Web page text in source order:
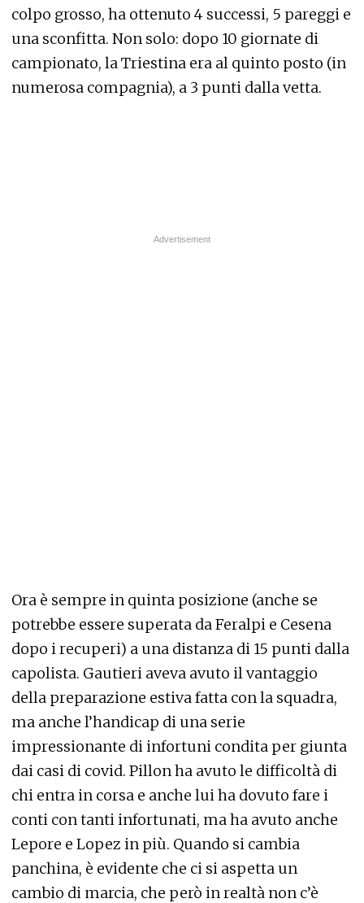
colpo grosso, ha ottenuto 4 successi, 5 pareggi e
una sconfitta. Non solo: dopo 10 giornate di
campionato, la Triestina era al quinto posto (in
numerosa compagnia), a 3 punti dalla vetta.
Ora è sempre in quinta posizione (anche se
potrebbe essere superata da Feralpi e Cesena
dopo i recuperi) a una distanza di 15 punti dalla
capolista. Gautieri aveva avuto il vantaggio
della preparazione estiva fatta con la squadra,
ma anche l’handicap di una serie
impressionante di infortuni condita per giunta
dai casi di covid. Pillon ha avuto le difficoltà di
chi entra in corsa e anche lui ha dovuto fare i
conti con tanti infortunati, ma ha avuto anche
Lepore e Lopez in più. Quando si cambia
panchina, è evidente che ci si aspetta un
cambio di marcia, che però in realtà non c’è